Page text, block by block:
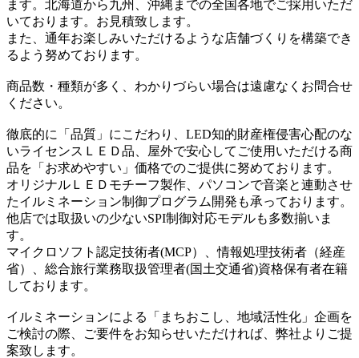
ます。北海道から九州、沖縄までの全国各地でご採用いただ
いております。お見積致します。
また、通年お楽しみいただけるような店舗づくりを構築でき
るよう努めております。
商品数・種類が多く、わかりづらい場合は遠慮なくお問合せ
ください。
徹底的に「品質」にこだわり、LED知的財産権侵害心配のな
いライセンスＬＥＤ品、屋外で安心してご使用いただける商
品を「お求めやすい」価格でのご提供に努めております。
オリジナルＬＥＤモチーフ製作、パソコンで音楽と連動させ
たイルミネーション制御プログラム開発も承っております。
他店では取扱いの少ないSPI制御対応モデルも多数揃いま
す。
マイクロソフト認定技術者(MCP）、情報処理技術者（経産
省）、総合旅行業務取扱管理者(国土交通省)資格保有者在籍
しております。
イルミネーションによる「まちおこし、地域活性化」企画を
ご検討の際、ご要件をお知らせいただければ、弊社よりご提
案致します。